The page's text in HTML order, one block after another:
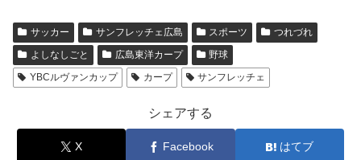
c
e
b
o
tt
er
ail e
サッカー サンフレッチェ広島 スポーツ
つれづれ
よしなしごと
広島東洋カープ
野球
YBCルヴァンカップ
カープ サンフレッチェ
シェアする
X Facebook はてブ